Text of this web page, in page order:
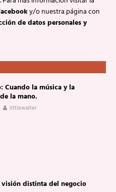
y/o nuestra página con
de datos personales y
Cuando la música y la
la mano.
littlewalter
distinta del negocio